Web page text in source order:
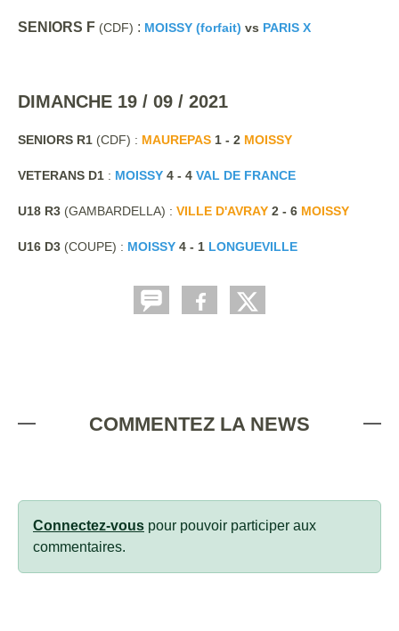
SENIORS F (CDF) : MOISSY (forfait) vs PARIS X
DIMANCHE 19 / 09 / 2021
SENIORS R1 (CDF) : MAUREPAS 1 - 2 MOISSY
VETERANS D1 : MOISSY 4 - 4 VAL DE FRANCE
U18 R3 (GAMBARDELLA) : VILLE D'AVRAY 2 - 6 MOISSY
U16 D3 (COUPE) : MOISSY 4 - 1 LONGUEVILLE
COMMENTEZ LA NEWS
Connectez-vous pour pouvoir participer aux
commentaires.